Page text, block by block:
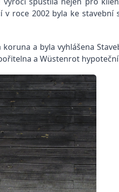
roce 2002 byla ke stavební
a byla vyhlášena
a Wüstenrot